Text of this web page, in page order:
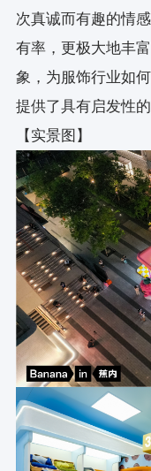
次真诚而有趣的情
有率，更极大地丰
象，为服饰行业如
提供了具有启发性的
【实景图】